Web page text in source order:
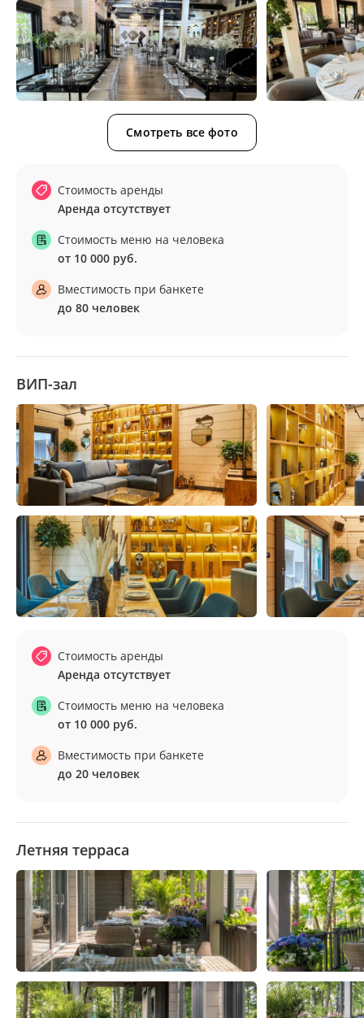
Смотреть все фото
Стоимость аренды
Аренда отсутствует
Стоимость меню на человека
от 10 000 руб.
Вместимость при банкете
до 80 человек
ВИП-зал
Стоимость аренды
Аренда отсутствует
Стоимость меню на человека
от 10 000 руб.
Вместимость при банкете
до 20 человек
Летняя терраса